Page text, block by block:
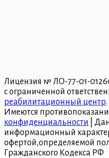
Лицензия № ЛО-77-01-
с ограниченной
реабилитационный центр.
Имеются
конфиденциальности
|
информационный
офертой,определяемой
Гражданского Кодекса РФ